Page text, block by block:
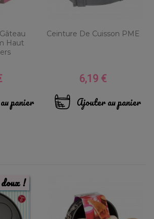
Haut
panier
Ceinture De Cuisson PME
Prix
6,19 €
Ajouter au panier
!